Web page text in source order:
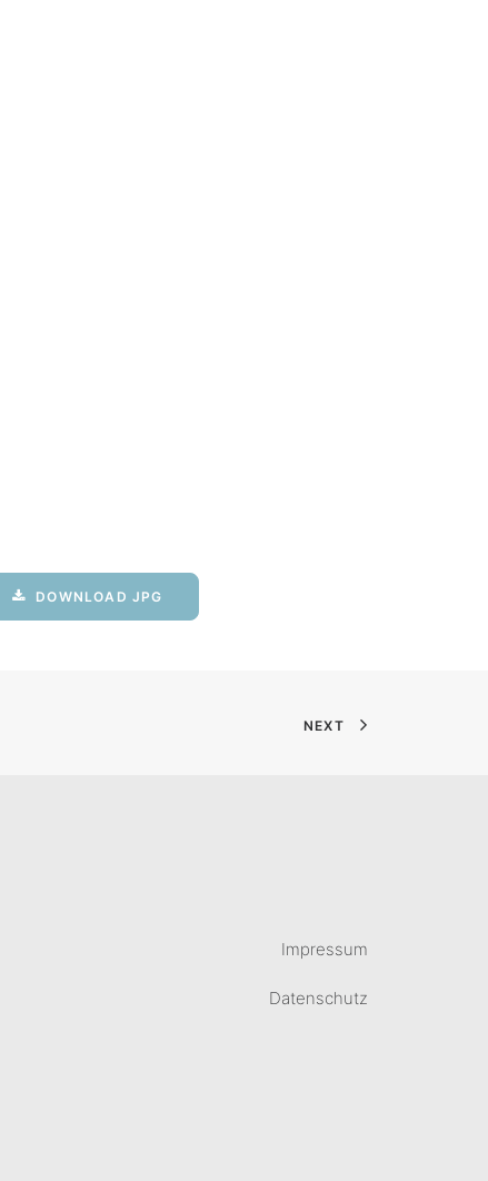
DOWNLOAD JPG
NEXT
Impressum
Datenschutz